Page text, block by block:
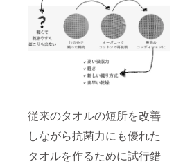
従来のタオルの短所を改善
しながら抗菌力にも優れた
タオルを作るために試行錯